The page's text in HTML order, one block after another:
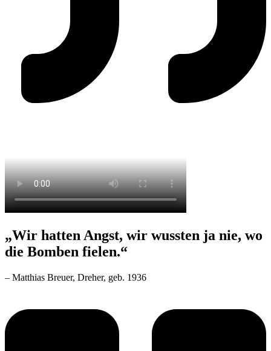
„Wir hatten Angst, wir wussten ja nie, wo
die Bomben fielen.“
– Matthias Breuer, Dreher, geb. 1936